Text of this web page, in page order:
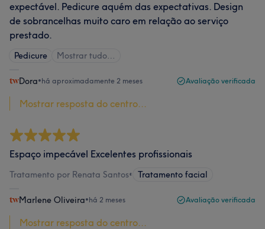
expectável. Pedicure aquém das expectativas. Design
de sobrancelhas muito caro em relação ao serviço
prestado.
Pedicure Mostrar tudo…
Dora•há aproximadamente 2 meses Avaliação verificada
Mostrar resposta do centro...
Espaço impecável Excelentes profissionais
Tratamento por Renata Santos• Tratamento facial
Marlene Oliveira•há 2 meses Avaliação verificada
Mostrar resposta do centro...